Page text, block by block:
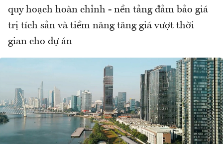
quy hoạch hoàn chỉnh - nền tảng đảm bảo giá
trị tích sản và tiềm năng tăng giá vượt thời
gian cho dự án